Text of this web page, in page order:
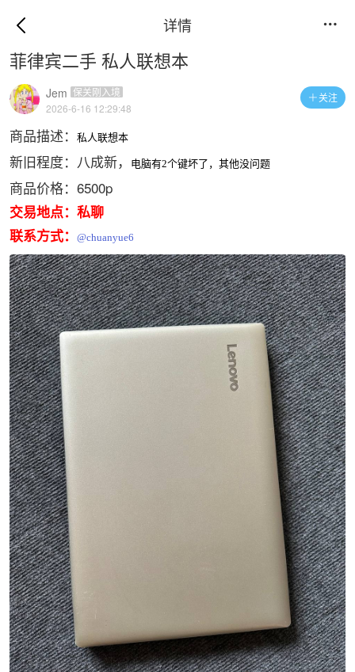
详情 
菲律宾二手 私人联想本
关注
Jem 保关刚入境
2026-6-16 12:29:48
商品描述： 私人联想本
新旧程度：八成新， 电脑有2个键坏了，其他没问题
商品价格：6500p
交易地点：私聊
联系方式：
@chuanyue6